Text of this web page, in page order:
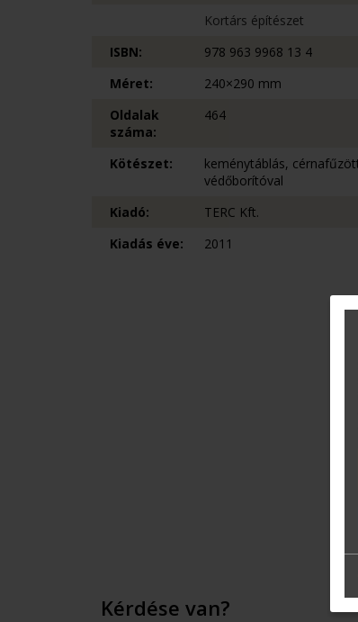
Kortárs építészet
ISBN:
978 963 9968 13 4
Méret:
240×290 mm
Oldalak
száma:
464
Kötészet:
keménytáblás,
védőborítóval
Kiadó:
TERC Kft.
Kiadás éve:
2011
Kérdése van?